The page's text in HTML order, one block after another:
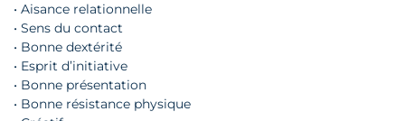
• Aisance relationnelle
• Sens du contact
• Bonne dextérité
• Esprit d’initiative
• Bonne présentation
• Bonne résistance physique